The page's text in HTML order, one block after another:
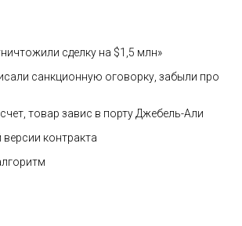
сделку на $1,5 млн»
санкционную оговорку, забыли про
товар завис в порту Джебель-Али
контракта